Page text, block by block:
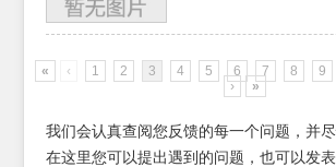
« ‹ 1 2 3 4 5 6 7 8 9
›
»
我们会认真查阅您反馈的每一个问题，并尽
在这里您可以提出遇到的问题，也可以发